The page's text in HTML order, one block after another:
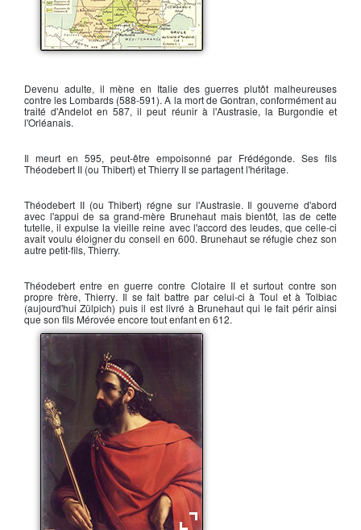
Devenu adulte, il mène en Italie des guerres plutôt malheureuses
contre les Lombards (588-591). A la mort de Gontran, conformément au
traité d'Andelot en 587, il peut réunir à l'Austrasie, la Burgondie et
l'Orléanais.
Il meurt en 595, peut-être empoisonné par Frédégonde. Ses fils
Théodebert II (ou Thibert) etThierry IIse partagent l'héritage.
Théodebert II(ou Thibert) régne sur l'Austrasie. Il gouverne d'abord
avec l'appui de sa grand-mère Brunehaut mais bientôt, las de cette
tutelle, il expulse la vieille reine avec l'accord des leudes, que celle-ci
avait voulu éloigner du conseil en 600. Brunehautse réfugie chez son
autre petit-fils, Thierry.
Théodebertentre en guerre contre Clotaire IIet surtout contre son
propre frère,Thierry. Il se fait battre par celui-ci à Toul et à Tolbiac
(aujourd'hui Zülpich) puis il est livré à Brunehautqui le fait périr ainsi
que son fils Mérovée encore tout enfant en 612.